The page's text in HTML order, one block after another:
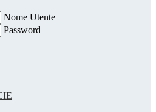
Nome Utente
Password